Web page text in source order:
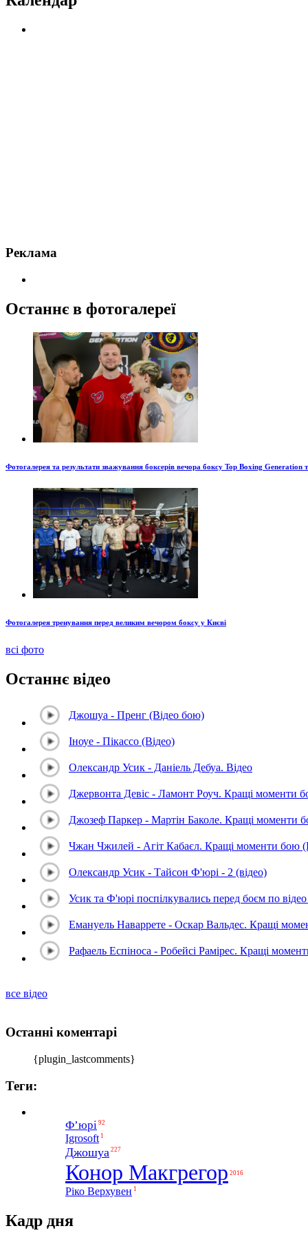
Реклама
Останнє в фотогалереї
Фотогалерея та результати зважування боксерів вечора боксу Top Boxing Generation
Фотогалерея тренування перед великим вечором боксу у Києві
всі фото
Останнє відео
Джошуа - Пренг (Відео бою)
Іноуе - Пікассо (Відео)
Олександр Усик - Даніель Дебуа. Відео
Джервонта Девіс - Ламонт Роуч. Кращі моменти
Джозеф Паркер - Мартін Баколе. Кращі моменти
Чжан Чжилей - Агіт Кабаєл. Кращі моменти бою
Олександр Усик - Тайсон Ф'юрі - 2 (відео)
Усик та Ф'юрі поспілкувались перед боєм по відео
Емануель Наваррете - Оскар Вальдес. Кращі
Рафаель Еспіноса - Робейсі Рамірес. Кращі
все відео
Останні коментарі
{plugin_lastcomments}
Теги:
Ф’юрі 92
Igrosoft 1
Джошуа 227
Конор Макгрегор 2016
Ріко Верхувен 1
Кадр дня